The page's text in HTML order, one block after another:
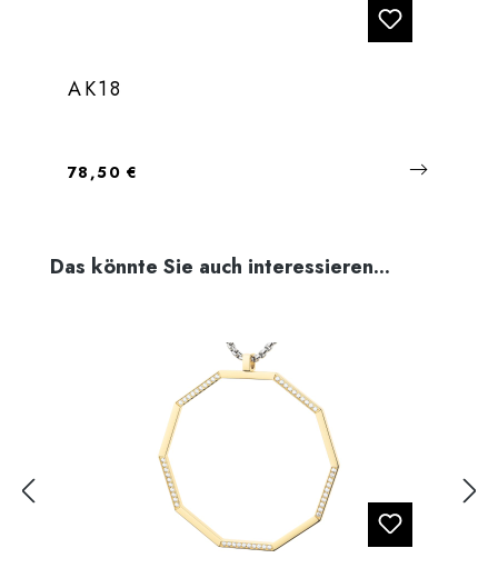
AK18
Regulärer Preis:
78,50 €
Produktgalerie überspringen
Das könnte Sie auch interessieren...